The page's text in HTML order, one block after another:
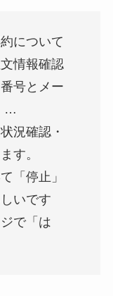
について
情報確認
号とメー
…
況確認・
す。
「停止」
いです
で「は